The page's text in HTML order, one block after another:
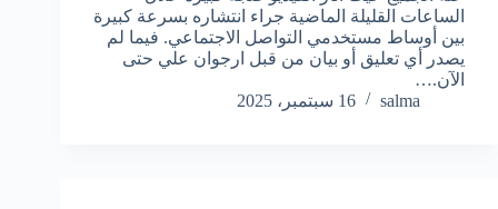
الساعات القليلة الماضية جراء انتشاره بسرعة كبيرة
بين أوساط مستخدمي التواصل الاجتماعي. فيما لم
يصدر أي تعليق أو بيان من قبل ارجوان علي حتى
الآن.…
salma
16 سبتمبر، 2025